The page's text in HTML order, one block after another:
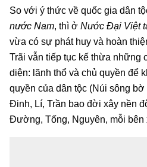
So với ý thức về quốc gia dân
nước Nam, thì ở Nước Đại Việt
vừa có sự phát huy và hoàn
Trãi vẫn tiếp tục kế thừa những
diện: lãnh thổ và chủ quyền để
quyền của dân tộc (Núi sông
Đinh, Lí, Trần bao đời xây nền
Đường, Tống, Nguyên, mỗi